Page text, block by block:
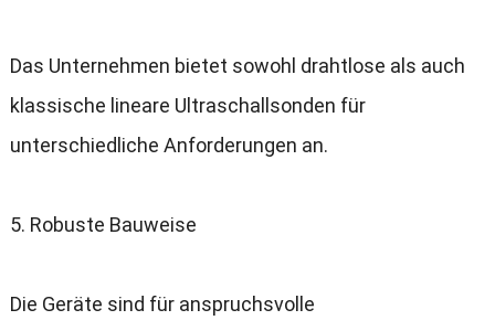
Das Unternehmen bietet sowohl drahtlose als auch
klassische lineare Ultraschallsonden für
unterschiedliche Anforderungen an.
5. Robuste Bauweise
Die Geräte sind für anspruchsvolle